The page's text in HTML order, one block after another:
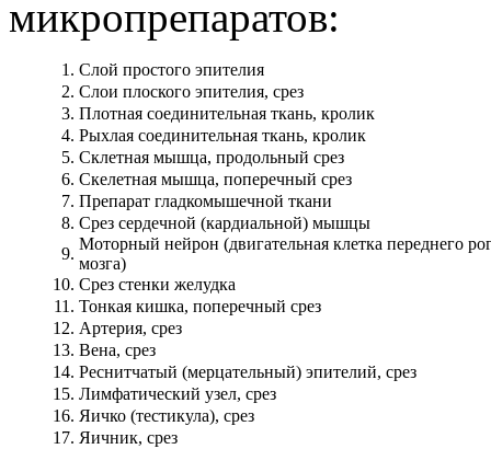
микропрепаратов:
1. Слой простого эпителия
2. Слои плоского эпителия, срез
3. Плотная соединительная ткань, кролик
4. Рыхлая соединительная ткань, кролик
5. Склетная мышца, продольный срез
6. Скелетная мышца, поперечный срез
7. Препарат гладкомышечной ткани
8. Срез сердечной (кардиальной) мышцы
9.
Моторный нейрон (двигательная клетка переднего
мозга)
10. Срез стенки желудка
11. Тонкая кишка, поперечный срез
12. Артерия, срез
13. Вена, срез
14. Реснитчатый (мерцательный) эпителий, срез
15. Лимфатический узел, срез
16. Яичко (тестикула), срез
17. Яичник, срез